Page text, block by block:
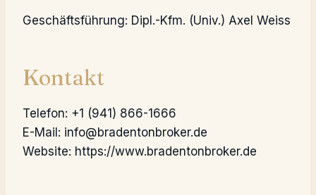
Geschäftsführung: Dipl.-Kfm. (Univ.) Axel Weiss
Kontakt
Telefon: +1 (941) 866-1666
E-Mail: info@bradentonbroker.de
Website: https://www.bradentonbroker.de